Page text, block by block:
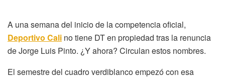
A una semana del inicio de la competencia oficial,
Deportivo Cali no tiene DT en propiedad tras la renuncia
de Jorge Luis Pinto. ¿Y ahora? Circulan estos nombres.
El semestre del cuadro verdiblanco empezó con esa